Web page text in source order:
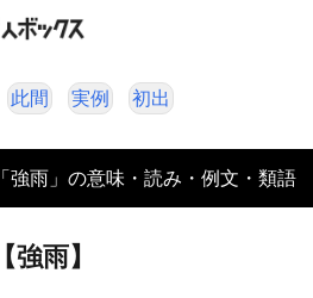
此間 実例 初出
「強雨」の意味・読み・例文・類語
【強雨】